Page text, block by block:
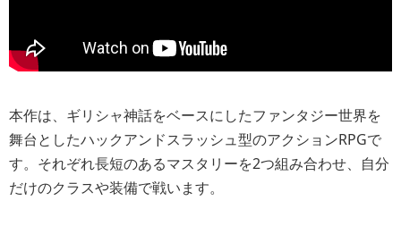
本作は、ギリシャ神話をベースにしたファンタジー世界を
舞台としたハックアンドスラッシュ型のアクションRPGで
す。それぞれ長短のあるマスタリーを2つ組み合わせ、自分
だけのクラスや装備で戦います。